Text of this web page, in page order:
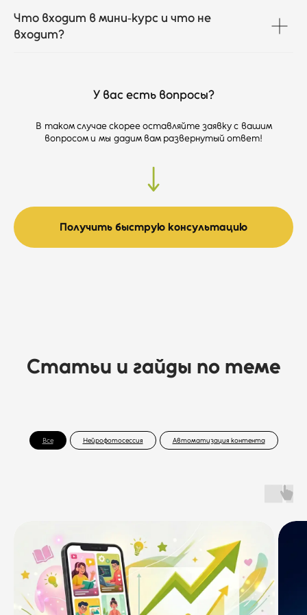
Что входит в мини‑курс и что не
входит?
У вас есть вопросы?
В таком случае скорее оставляйте заявку с вашим
вопросом и мы дадим вам развернутый ответ!
Получить быструю консультацию
Статьи и гайды по теме
Все Нейрофотосессия Автоматизация контента